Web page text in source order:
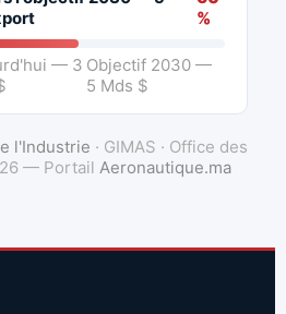
%
— 3 Objectif 2030 —
5 Mds $
l'Industrie · GIMAS · Office des
— Portail Aeronautique.ma